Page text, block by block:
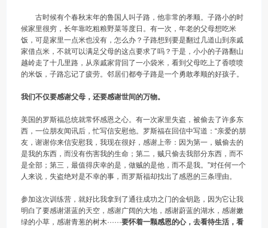
古时候有个春秋末年的鲁国人叫子路，他非常的孝顺。子路小的时
候家里很穷，长年靠吃粗粮野菜等度日。有一次，年老的父母想吃米
饭，可是家里一点米也没有，怎么办？子路想到要是翻过几道山到亲戚
家借点米，不就可以满足父母的这点要求了吗？于是，小小的子路翻山
越岭走了十几里路，从亲戚家背回了一小袋米，看到父母吃上了香喷喷
的米饭，子路忘记了疲劳。邻居们都夸子路是一个勇敢孝顺的好孩子。
我们不仅要感谢父母，还要感谢世间的万物。
美国的罗斯福总统就常怀感恩之心。有一次家里失盗，被偷去了许多东
西，一位朋友闻讯后，忙写信安慰他。罗斯福在回信中写道：“亲爱的朋
友，谢谢你来信安慰我，我现在很好，感谢上帝：因为第一，贼偷去的
是我的东西，而没有伤害我的生命；第二，贼只偷去我部分东西，而不
是全部；第三，最值得庆幸的是，做贼的是他，而不是我。”对任何一个
人来说，失盗绝对是不幸的事，而罗斯福却找出了感恩的三条理由。
参加这次训练营，就好比我拿到了通往成功之门的金钥匙，因为它让我
明白了要感谢湛蓝的天空，感谢广阔的大地，感谢蔚蓝的湖水，感谢嫩
绿的小草，感谢青葱的树木······要怀着一颗感恩的心，去看待生活，看